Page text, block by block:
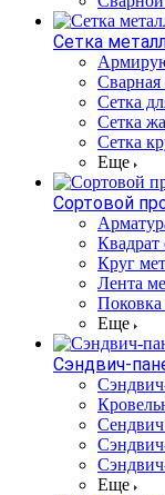
Сетка
Сварная
Сетка
Сетка
Сетка
Еще
Сортовой
Квадрат
Круг
Лента
Поковка
Еще
Сэндвич-
Еще